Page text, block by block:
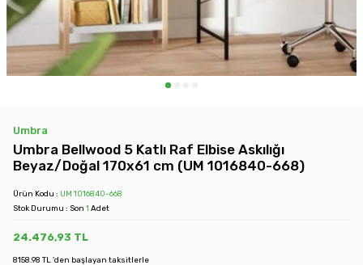
Umbra
Umbra Bellwood 5 Katlı Raf Elbise Askılığı
Beyaz/Doğal 170x61 cm (UM 1016840-668)
Ürün Kodu : UM 1016840-668
Stok Durumu : Son 1 Adet
24.476,93 TL
8158.98 TL 'den başlayan taksitlerle